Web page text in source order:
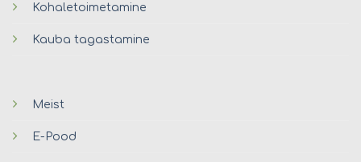
Kohaletoimetamine
Kauba tagastamine
Meist
E-Pood